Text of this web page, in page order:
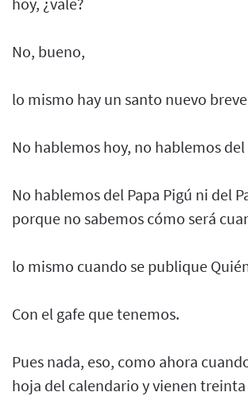
No, bueno,
lo mismo hay un santo nuevo
No hablemos hoy, no hablemos del
No hablemos del Papa Pigú ni del
porque no sabemos cómo será
lo mismo cuando se publique
Con el gafe que tenemos.
Pues nada, eso, como ahora
hoja del calendario y vienen